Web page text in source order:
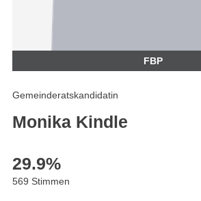
FBP
Gemeinderatskandidatin
Monika Kindle
29.9%
569 Stimmen